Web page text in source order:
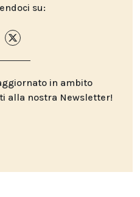
su:
in ambito
alla nostra Newsletter!